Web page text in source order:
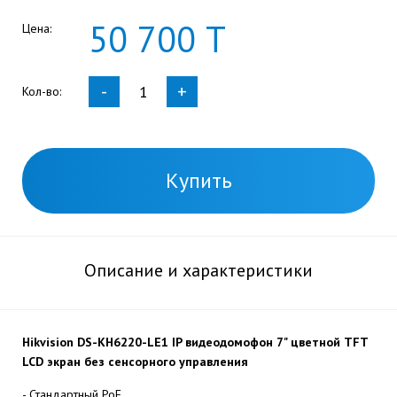
Цена: 50 700 Т
Кол-во: - +
Купить
Описание и характеристики
Hikvision DS-KH6220-LE1 IP видеодомофон 7" цветной TFT
LCD экран без сенсорного управления